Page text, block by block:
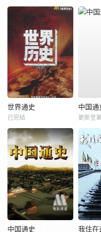
世界通史
已完结
中国通
更新至
中国通史